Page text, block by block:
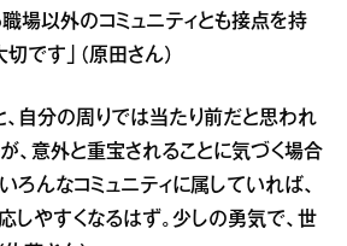
職場以外のコミュニティとも接点を持
です」（原田さん）
、自分の周りでは当たり前だと思われ
、意外と重宝されることに気づく場合
ろんなコミュニティに属していれば、
しやすくなるはず。少しの勇気で、世